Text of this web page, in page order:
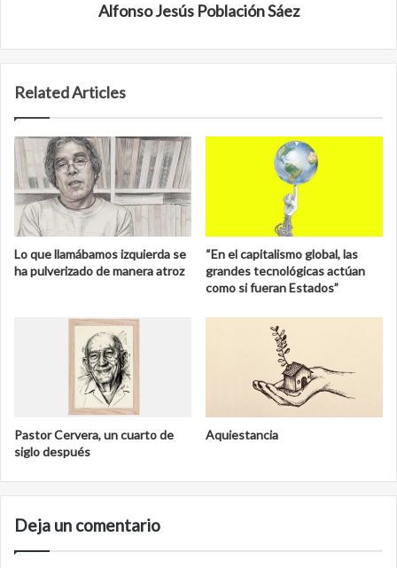
Alfonso Jesús Población Sáez
Related Articles
Lo que llamábamos izquierda se
ha pulverizado de manera atroz
“En el capitalismo global, las
grandes tecnológicas actúan
como si fueran Estados”
Pastor Cervera, un cuarto de
siglo después
Aquiestancia
Deja un comentario